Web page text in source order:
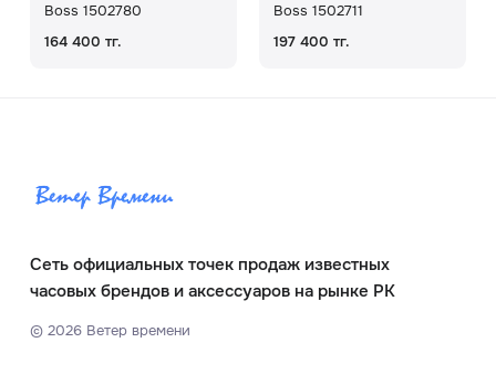
Boss 1502780
164 400 тг.
Boss 1502711
197 400 тг.
Сеть официальных точек продаж известных
часовых брендов и аксессуаров на рынке РК
© 2026Ветер времени